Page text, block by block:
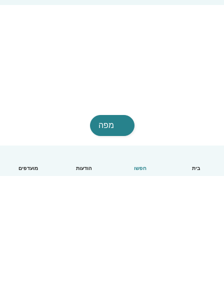
בית חפשו הודעות מועדפים
מפה